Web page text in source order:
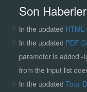
Son Haberler
In the updated HTML
In the updated PDF
parameter is added -
from the input list
In the updated Total